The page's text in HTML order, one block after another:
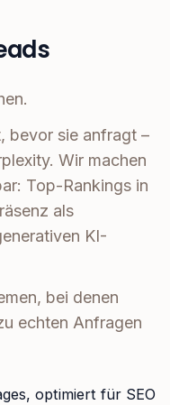
bevor sie anfragt –
Wir machen
Top-Rankings in
als
KI-
bei denen
echten Anfragen
optimiert für SEO